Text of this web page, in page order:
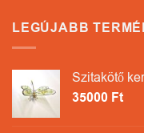
LEGÚJABB
Szitakötő
35000 Ft